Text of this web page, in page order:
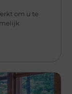
om u te